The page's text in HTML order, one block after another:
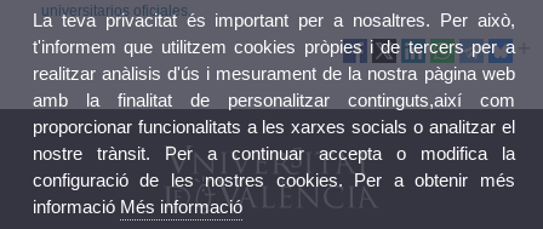
universitarios oficiales.
La teva privacitat és important per a nosaltres. Per això,
t'informem que utilitzem cookies pròpies i de tercers per a
realitzar anàlisis d'ús i mesurament de la nostra pàgina web
amb la finalitat de personalitzar continguts,així com
proporcionar funcionalitats a les xarxes socials o analitzar el
nostre trànsit. Per a continuar accepta o modifica la
configuració de les nostres cookies. Per a obtenir més
informació Més informació